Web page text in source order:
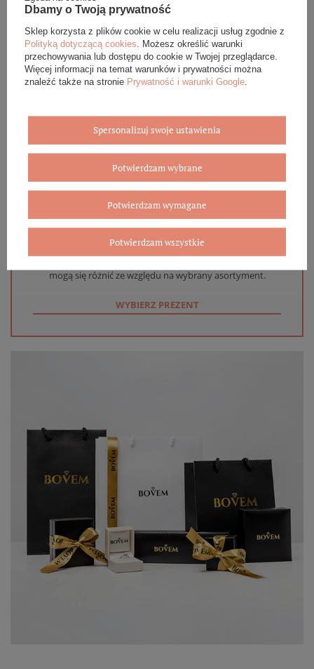
OPINIE (0)
GWARANCJA
Eleganckie opakowanie gratis
Biżuterię i zegarki zakupione w sklepie internetowym
każdego zamówienia dołączamy pudełko ze skóry
mogą się różnić ze względu na wybrany asortyment.
WYBIERZ PREZENT
Dbamy o Twoją prywatność
Sklep korzysta z plików cookie w celu realizacji usług zgodnie z
Polityką dotyczącą cookies . Możesz określić warunki
przechowywania lub dostępu do cookie w Twojej przeglądarce.
Więcej informacji na temat warunków i prywatności można
znaleźć także na stronie Prywatność i warunki Google
Spersonalizuj swoje ustawienia
Potwierdzam wybrane
Potwierdzam wymagane
Potwierdzam wszystkie